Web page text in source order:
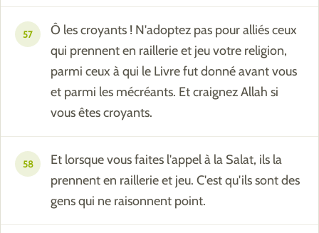
57
Ô les croyants ! N'adoptez pas pour alliés ceux
qui prennent en raillerie et jeu votre religion,
parmi ceux à qui le Livre fut donné avant vous
et parmi les mécréants. Et craignez Allah si
vous êtes croyants.
58
Et lorsque vous faites l'appel à la Salat, ils la
prennent en raillerie et jeu. C'est qu'ils sont des
gens qui ne raisonnent point.